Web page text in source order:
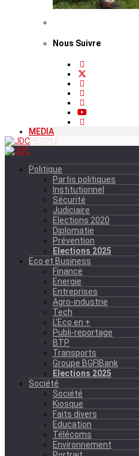
Nous Suivre
MEDIA
PEOPLE
Politique
Partis politiques
Institutionnel
Sécurité
Judiciaire
Elections 2020
Diplomatie
Prévention
Elections 2025
Eco et Business
Finance
Energie
Entreprises
Agro-industrie
Tech
L'Eco en +
Publi-reportage
BTP
Transports
Groupe BGFIBank
Elections 2025
Société
Société
Kiosque
Faits divers
Education
Télécoms
Environnement